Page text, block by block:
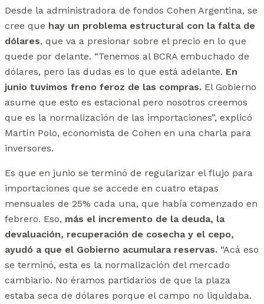
Desde la administradora de fondos Cohen Argentina, se
cree que hay un problema estructural con la falta de
dólares, que va a presionar sobre el precio en lo que
quede por delante. “Tenemos al BCRA embuchado de
dólares, pero las dudas es lo que está adelante. En
junio tuvimos freno feroz de las compras. El Gobierno
asume que esto es estacional pero nosotros creemos
que es la normalización de las importaciones”, explicó
Martín Polo, economista de Cohen en una charla para
inversores.
Es que en junio se terminó de regularizar el flujo para
importaciones que se accede en cuatro etapas
mensuales de 25% cada una, que había comenzado en
febrero. Eso, más el incremento de la deuda, la
devaluación, recuperación de cosecha y el cepo,
ayudó a que el Gobierno acumulara reservas. “Acá eso
se terminó, esta es la normalización del mercado
cambiario. No éramos partidarios de que la plaza
estaba seca de dólares porque el campo no liquidaba.